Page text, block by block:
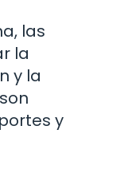
las
la
y la
y